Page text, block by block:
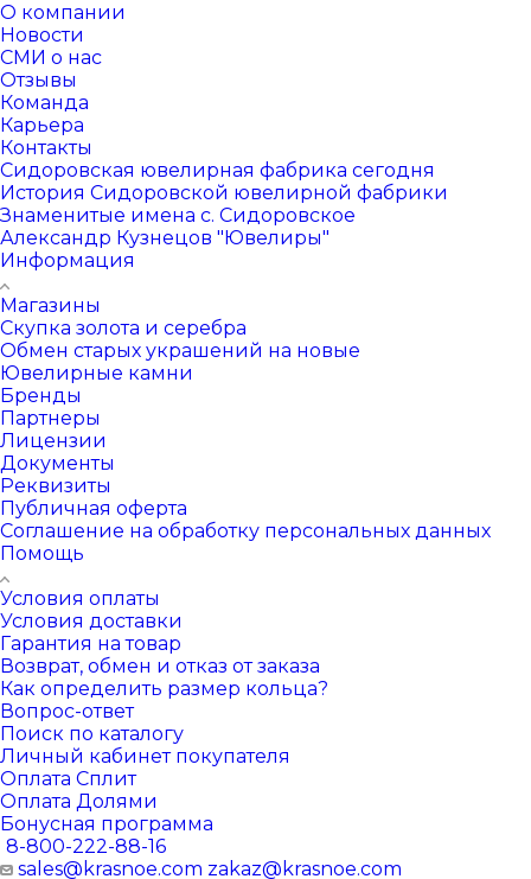
О компании
Новости
СМИ о нас
Отзывы
Команда
Карьера
Контакты
Сидоровская ювелирная фабрика сегодня
История Сидоровской ювелирной фабрики
Знаменитые имена с. Сидоровское
Александр Кузнецов "Ювелиры"
Информация
Магазины
Скупка золота и серебра
Обмен старых украшений на новые
Ювелирные камни
Бренды
Партнеры
Лицензии
Документы
Реквизиты
Публичная оферта
Соглашение на обработку персональных данных
Помощь
Условия оплаты
Условия доставки
Гарантия на товар
Возврат, обмен и отказ от заказа
Как определить размер кольца?
Вопрос-ответ
Поиск по каталогу
Личный кабинет покупателя
Оплата Сплит
Оплата Долями
Бонусная программа
8-800-222-88-16
sales@krasnoe.com zakaz@krasnoe.com